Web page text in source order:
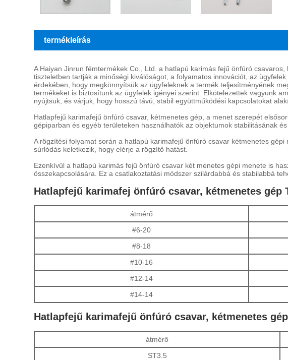
termékleírás
A Haiyan Jinrun fémtermékek Co., Ltd. a hatlapú karimás fejű önfúró
tiszteletben tartják a minőségi kiválóságot, a folyamatos innovációt, az
érdekében, hogy megkönnyítsük az ügyfeleknek a termék teljesítményének
termékeket is biztosítunk az ügyfelek igényei szerint. Elkötelezettek vagyunk
nyújtsuk, és várjuk, hogy hosszú távú, stabil együttműködési kapcsolatokat
Hatlapfejű karimafejű önfúró csavar, kétmenetes gép, a menet szerepét
gépiparban és egyéb területeken használhatók az objektumok stabilitásának
A rögzítési folyamat során a hatlapú karimafejű önfúró csavar kétmenetes
súrlódás keletkezik, hogy elérje a rögzítő hatást.
Ezenkívül a hatlapú karimás fejű önfúró csavar két menetes gépi menete is
összekapcsolására. Ez a csatlakoztatási módszer szilárdabbá és stabilabbá
Hatlapfejű karimafej önfúró csavar, kétmenetes gép
átmérő
#6-20
#8-18
#10-16
#12-14
#14-14
Hatlapfejű karimafejű önfúró csavar, kétmenetes
átmérő
ST3.5